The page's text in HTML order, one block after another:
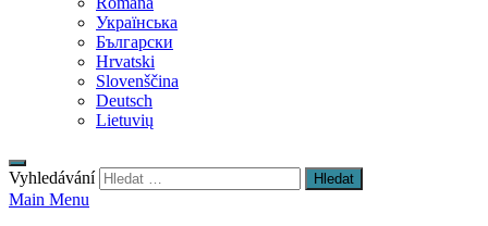
Українська
Български
Hrvatski
Slovenščina
Deutsch
Lietuvių
Vyhledávání
Main Menu